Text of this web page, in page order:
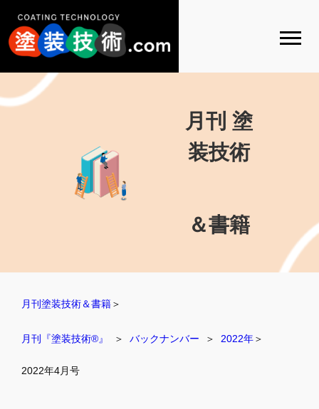
月刊 塗
装技術
＆書籍
月刊塗装技術＆書籍＞
月刊『塗装技術®』
  ＞
バックナンバー
  ＞
2022年＞
2022年4月号